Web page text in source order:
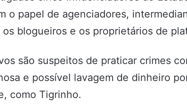
o papel de agenciadores,
os blogueiros e os proprietários de
são suspeitos de praticar crimes
e possível lavagem de dinheiro
como Tigrinho.